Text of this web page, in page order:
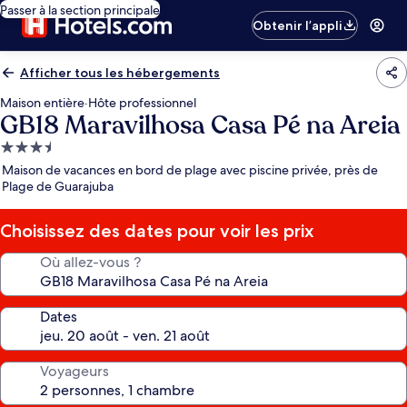
Passer à la section principale
Obtenir l’appli
Afficher tous les hébergements
Maison entière·Hôte professionnel
GB18 Maravilhosa Casa Pé na Areia
Hébergement
3.5 étoiles
Maison de vacances en bord de plage avec piscine privée, près de
Plage de Guarajuba
Choisissez des dates pour voir les prix
Où allez-vous ?
Dates
Voyageurs